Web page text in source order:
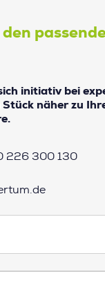
den
initiativ bei
Stück näher zu
226 300 130